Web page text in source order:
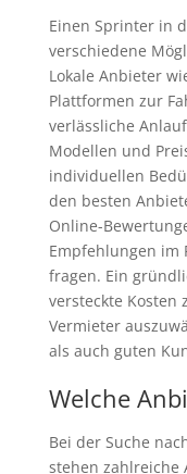
Einen Sprinter in
verschiedene
Lokale Anbieter
Plattformen zur
verlässliche
Modellen und
individuellen
den besten
Online-
Empfehlungen im
fragen. Ein
versteckte Kosten
Vermieter
als auch guten
Welche
Bei der Suche
stehen zahlreiche